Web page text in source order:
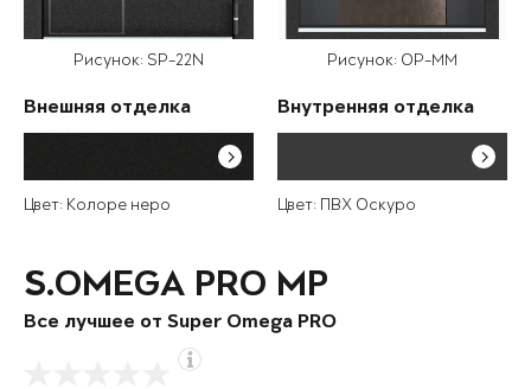
Рисунок: SP-22N
Внешняя отделка
Цвет: Колоре неро
Рисунок: OP-MM
Внутренняя отделка
Цвет: ПВХ Оскуро
S.OMEGA PRO MP
Все лучшее от Super Omega PRO